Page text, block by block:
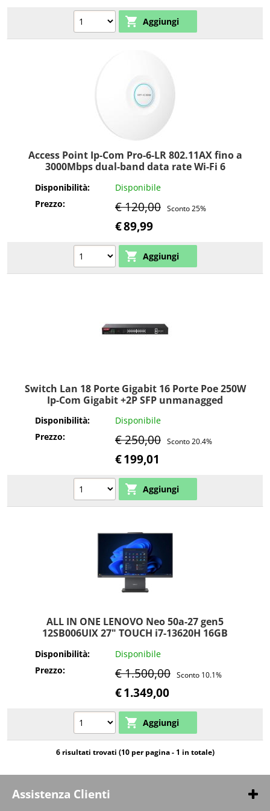
Access Point Ip-Com Pro-6-LR 802.11AX fino a
3000Mbps dual-band data rate Wi-Fi 6
Disponibilità:
Disponibile
Prezzo:
€ 120,00 Sconto 25%
€89,99
Switch Lan 18 Porte Gigabit 16 Porte Poe 250W
Ip-Com Gigabit +2P SFP unmanagged
Disponibilità:
Disponibile
Prezzo:
€ 250,00 Sconto 20.4%
€199,01
ALL IN ONE LENOVO Neo 50a-27 gen5
12SB006UIX 27" TOUCH i7-13620H 16GB
Disponibilità:
Disponibile
Prezzo:
€ 1.500,00 Sconto 10.1%
€1.349,00
6 risultati trovati (10 per pagina - 1 in totale)
Assistenza Clienti